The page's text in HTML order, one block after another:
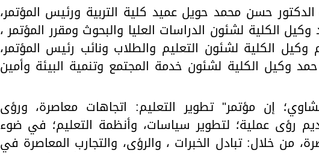
حسن محمد حويل عميد كلية التربية ورئيس المؤتمر،
الكلية لشئون الدراسات العليا والبحوث ومقرر المؤتمر ،
وكيل الكلية لشئون التعليم والطلاب ونائب رئيس المؤتمر،
وكيل الكلية لشئون خدمة المجتمع وتنمية البيئة وأمين
إن مؤتمر" تطوير التعليم: اتجاهات معاصرة، ورؤى
رؤى عملية؛ لتطوير سياسات، وأنظمة التعليم؛ في ضوء
من خلال: تبادل الخبرات ، والرؤى، والتجارب المعاصرة في